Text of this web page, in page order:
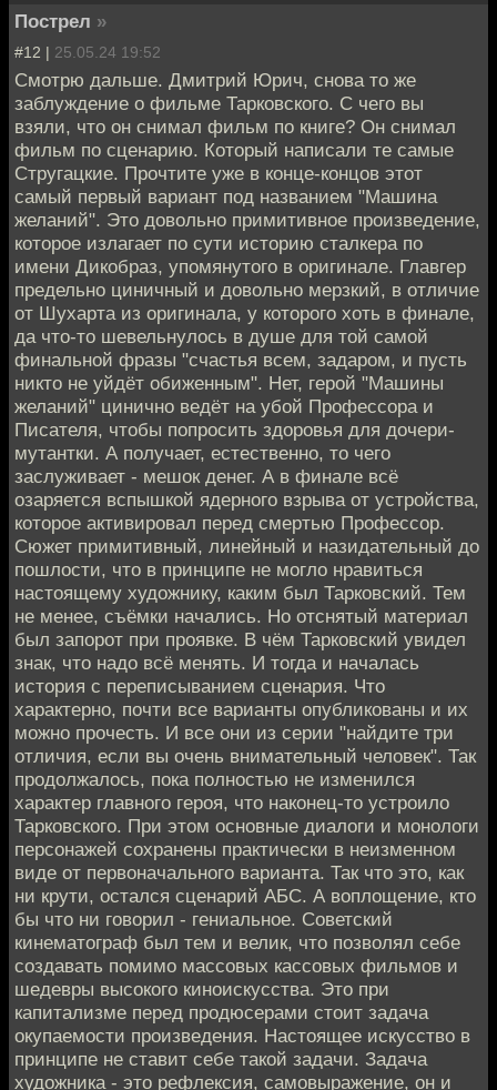
Пострел »
#12 | 25.05.24 19:52
Смотрю дальше. Дмитрий Юрич, снова то же
заблуждение о фильме Тарковского. С чего вы
взяли, что он снимал фильм по книге? Он снимал
фильм по сценарию. Который написали те самые
Стругацкие. Прочтите уже в конце-концов этот
самый первый вариант под названием "Машина
желаний". Это довольно примитивное произведение,
которое излагает по сути историю сталкера по
имени Дикобраз, упомянутого в оригинале. Главгер
предельно циничный и довольно мерзкий, в отличие
от Шухарта из оригинала, у которого хоть в финале,
да что-то шевельнулось в душе для той самой
финальной фразы "счастья всем, задаром, и пусть
никто не уйдёт обиженным". Нет, герой "Машины
желаний" цинично ведёт на убой Профессора и
Писателя, чтобы попросить здоровья для дочери-
мутантки. А получает, естественно, то чего
заслуживает - мешок денег. А в финале всё
озаряется вспышкой ядерного взрыва от устройства,
которое активировал перед смертью Профессор.
Сюжет примитивный, линейный и назидательный до
пошлости, что в принципе не могло нравиться
настоящему художнику, каким был Тарковский. Тем
не менее, съёмки начались. Но отснятый материал
был запорот при проявке. В чём Тарковский увидел
знак, что надо всё менять. И тогда и началась
история с переписыванием сценария. Что
характерно, почти все варианты опубликованы и их
можно прочесть. И все они из серии "найдите три
отличия, если вы очень внимательный человек". Так
продолжалось, пока полностью не изменился
характер главного героя, что наконец-то устроило
Тарковского. При этом основные диалоги и монологи
персонажей сохранены практически в неизменном
виде от первоначального варианта. Так что это, как
ни крути, остался сценарий АБС. А воплощение, кто
бы что ни говорил - гениальное. Советский
кинематограф был тем и велик, что позволял себе
создавать помимо массовых кассовых фильмов и
шедевры высокого киноискусства. Это при
капитализме перед продюсерами стоит задача
окупаемости произведения. Настоящее искусство в
принципе не ставит себе такой задачи. Задача
художника - это рефлексия, самовыражение, он и